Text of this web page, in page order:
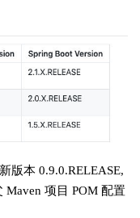
版本 0.9.0.RELEASE,
Maven 项目 POM 配置